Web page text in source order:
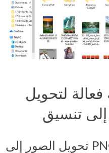
فعالة لتحويل
تحويل الصور إلى PNG باستخدام FVC Free